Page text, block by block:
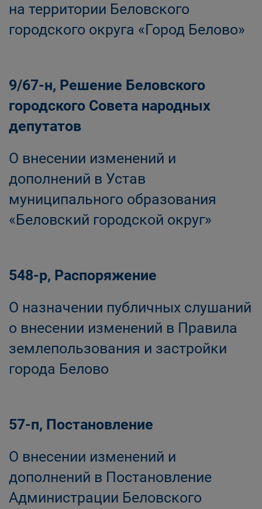
на территории Беловского
городского округа «Город Белово»
9/67-н, Решение Беловского
городского Совета народных
депутатов
О внесении изменений и
дополнений в Устав
муниципального образования
«Беловский городской округ»
548-р, Распоряжение
О назначении публичных слушаний
о внесении изменений в Правила
землепользования и застройки
города Белово
57-п, Постановление
О внесении изменений и
дополнений в Постановление
Администрации Беловского